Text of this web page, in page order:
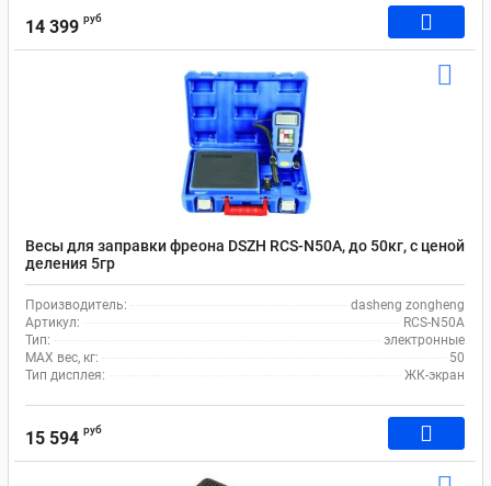
14 399 руб
Весы для заправки фреона DSZH RCS-N50A, до 50кг, с ценой
деления 5гр
Производитель:
dasheng zongheng
Артикул:
RCS-N50A
Тип:
электронные
MAX вес, кг:
50
Тип дисплея:
ЖК-экран
15 594 руб